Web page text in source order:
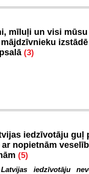
mīluļi un visi
(3)
iedzīvotāju guļ
nopietnām
(5)
iedzīvotāju